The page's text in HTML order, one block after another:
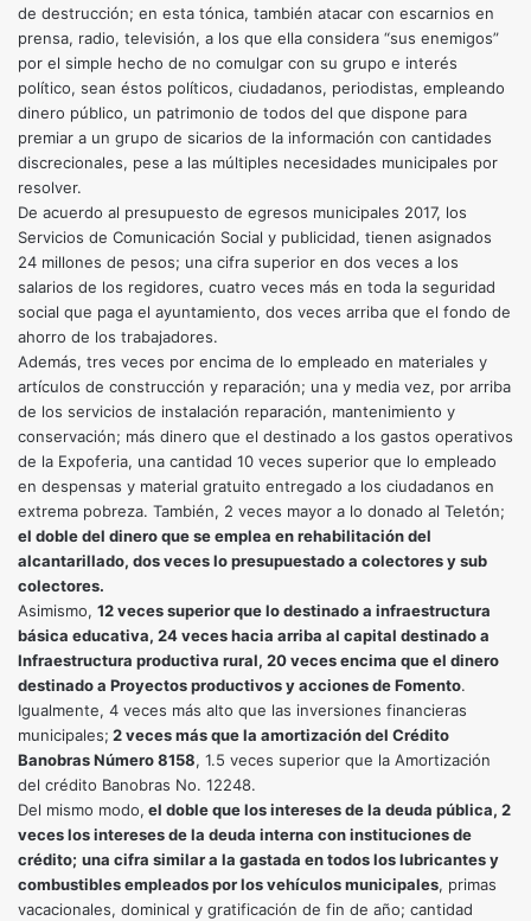
de destrucción; en esta tónica, también atacar con escarnios en
prensa, radio, televisión, a los que ella considera “sus enemigos”
por el simple hecho de no comulgar con su grupo e interés
político, sean éstos políticos, ciudadanos, periodistas, empleando
dinero público, un patrimonio de todos del que dispone para
premiar a un grupo de sicarios de la información con cantidades
discrecionales, pese a las múltiples necesidades municipales por
resolver.
De acuerdo al presupuesto de egresos municipales 2017, los
Servicios de Comunicación Social y publicidad, tienen asignados
24 millones de pesos; una cifra superior en dos veces a los
salarios de los regidores, cuatro veces más en toda la seguridad
social que paga el ayuntamiento, dos veces arriba que el fondo de
ahorro de los trabajadores.
Además, tres veces por encima de lo empleado en materiales y
artículos de construcción y reparación; una y media vez, por arriba
de los servicios de instalación reparación, mantenimiento y
conservación; más dinero que el destinado a los gastos operativos
de la Expoferia, una cantidad 10 veces superior que lo empleado
en despensas y material gratuito entregado a los ciudadanos en
extrema pobreza. También, 2 veces mayor a lo donado al Teletón;
el doble del dinero que se emplea en rehabilitación del
alcantarillado, dos veces lo presupuestado a colectores y sub
colectores.
Asimismo, 12 veces superior que lo destinado a infraestructura
básica educativa, 24 veces hacia arriba al capital destinado a
Infraestructura productiva rural, 20 veces encima que el dinero
destinado a Proyectos productivos y acciones de Fomento.
Igualmente, 4 veces más alto que las inversiones financieras
municipales; 2 veces más que la amortización del Crédito
Banobras Número 8158, 1.5 veces superior que la Amortización
del crédito Banobras No. 12248.
Del mismo modo, el doble que los intereses de la deuda pública, 2
veces los intereses de la deuda interna con instituciones de
crédito; una cifra similar a la gastada en todos los lubricantes y
combustibles empleados por los vehículos municipales, primas
vacacionales, dominical y gratificación de fin de año; cantidad